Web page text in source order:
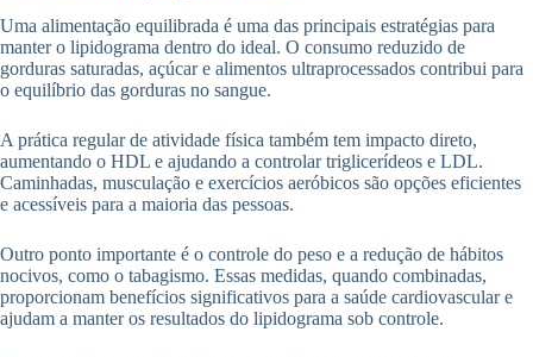
Uma alimentação equilibrada é uma das principais estratégias para
manter o lipidograma dentro do ideal. O consumo reduzido de
gorduras saturadas, açúcar e alimentos ultraprocessados contribui para
o equilíbrio das gorduras no sangue.
A prática regular de atividade física também tem impacto direto,
aumentando o HDL e ajudando a controlar triglicerídeos e LDL.
Caminhadas, musculação e exercícios aeróbicos são opções eficientes
e acessíveis para a maioria das pessoas.
Outro ponto importante é o controle do peso e a redução de hábitos
nocivos, como o tabagismo. Essas medidas, quando combinadas,
proporcionam benefícios significativos para a saúde cardiovascular e
ajudam a manter os resultados do lipidograma sob controle.